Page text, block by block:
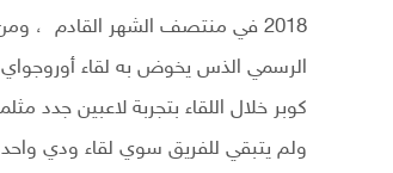
2018 في منتصف الشهر القادم ،
كوبر خلال اللقاء بتجربة لاعبين جدد
ولم يتبقي للفريق سوي لقاء ودي